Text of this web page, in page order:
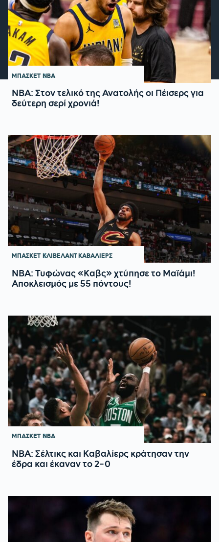
ΜΠΑΣΚΕΤ NBA
ΝΒΑ: Στον τελικό της Ανατολής οι Πέισερς για
δεύτερη σερί χρονιά!
ΜΠΑΣΚΕΤ ΚΛΙΒΕΛΑΝΤ ΚΑΒΑΛΙΕΡΣ
NBA: Τυφώνας «Καβς» χτύπησε το Μαϊάμι!
Αποκλεισμός με 55 πόντους!
ΜΠΑΣΚΕΤ NBA
ΝΒΑ: Σέλτικς και Καβαλίερς κράτησαν την
έδρα και έκαναν το 2-0